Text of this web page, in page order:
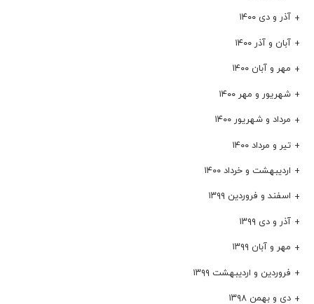
آذر و دی ۱۴۰۰
آبان و آذر ۱۴۰۰
مهر و آبان ۱۴۰۰
شهریور و مهر ۱۴۰۰
مرداد و شهریور ۱۴۰۰
تیر و مرداد ۱۴۰۰
اردیبهشت و خرداد ۱۴۰۰
اسفند و فروردین ۱۳۹۹
آذر و دی ۱۳۹۹
مهر و آبان ۱۳۹۹
فروردین و اردیبهشت ۱۳۹۹
دی و بهمن ۱۳۹۸